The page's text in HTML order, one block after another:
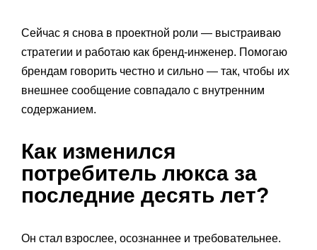
Сейчас я снова в проектной роли — выстраиваю
стратегии и работаю как бренд-инженер. Помогаю
брендам говорить честно и сильно — так, чтобы их
внешнее сообщение совпадало с внутренним
содержанием.
Как изменился
потребитель люкса за
последние десять лет?
Он стал взрослее, осознаннее и требовательнее.